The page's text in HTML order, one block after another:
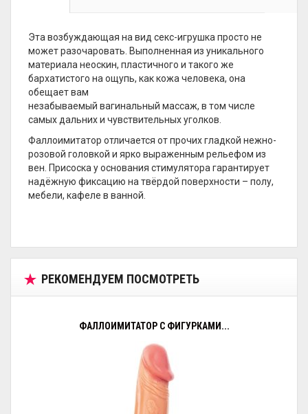
Эта возбуждающая на вид секс-игрушка просто не
может разочаровать. Выполненная из уникального
материала неоскин, пластичного и такого же
бархатистого на ощупь, как кожа человека, она
обещает вам
незабываемый вагинальный массаж, в том числе
самых дальних и чувствительных уголков.
Фаллоимитатор отличается от прочих гладкой нежно-
розовой головкой и ярко выраженным рельефом из
вен. Присоска у основания стимулятора гарантирует
надёжную фиксацию на твёрдой поверхности – полу,
мебели, кафеле в ванной.
РЕКОМЕНДУЕМ ПОСМОТРЕТЬ
ФАЛЛОИМИТАТОР С ФИГУРКАМИ...